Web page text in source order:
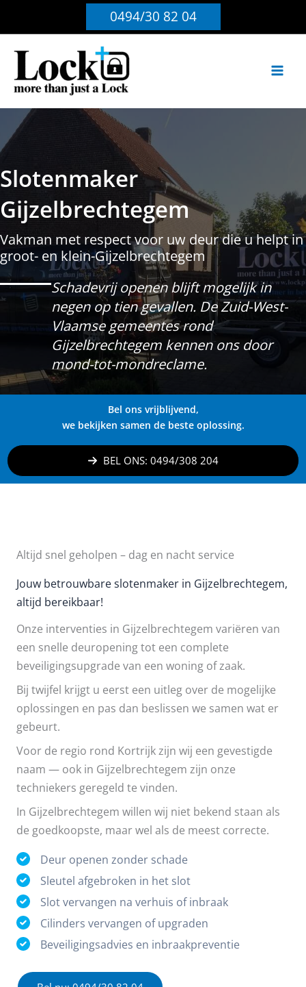
0494/30 82 04
Slotenmaker
Gijzelbrechtegem
Vakman met respect voor uw deur die u helpt in
groot- en klein-Gijzelbrechtegem
Schadevrij openen blijft mogelijk in
negen op tien gevallen. De Zuid-West-
Vlaamse gemeentes rond
Gijzelbrechtegem kennen ons door
mond-tot-mondreclame.
Bel ons vrijblijvend,
we bekijken samen de beste oplossing.
BEL ONS: 0494/308 204
Altijd snel geholpen – dag en nacht service
Jouw betrouwbare slotenmaker in Gijzelbrechtegem,
altijd bereikbaar!
Onze interventies in Gijzelbrechtegem variëren van
een snelle deuropening tot een complete
beveiligingsupgrade van een woning of zaak.
Bij twijfel krijgt u eerst een uitleg over de mogelijke
oplossingen en pas dan beslissen we samen wat er
gebeurt.
Voor de regio rond Kortrijk zijn wij een gevestigde
naam — ook in Gijzelbrechtegem zijn onze
techniekers geregeld te vinden.
In Gijzelbrechtegem willen wij niet bekend staan als
de goedkoopste, maar wel als de meest correcte.
Deur openen zonder schade
Sleutel afgebroken in het slot
Slot vervangen na verhuis of inbraak
Cilinders vervangen of upgraden
Beveiligingsadvies en inbraakpreventie